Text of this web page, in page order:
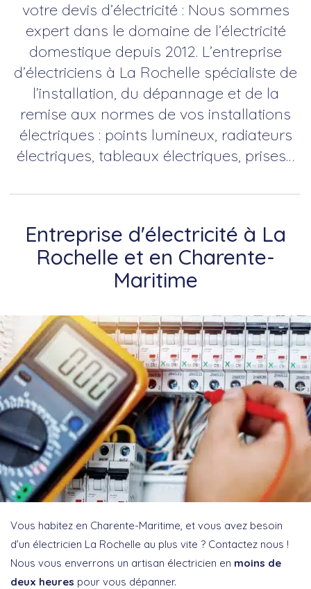
votre devis d’électricité : Nous sommes
expert dans le domaine de l’électricité
domestique depuis 2012. L’entreprise
d’électriciens à La Rochelle spécialiste de
l’installation, du dépannage et de la
remise aux normes de vos installations
électriques : points lumineux, radiateurs
électriques, tableaux électriques, prises…
Entreprise d'électricité à La
Rochelle et en Charente-
Maritime
Vous habitez en Charente-Maritime, et vous avez besoin
d’un électricien La Rochelle au plus vite ? Contactez nous !
Nous vous enverrons un artisan électricien en moins de
deux heures pour vous dépanner.